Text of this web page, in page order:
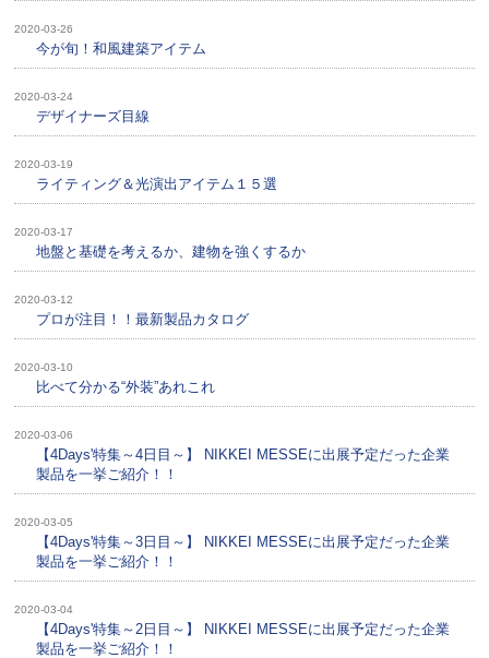
2020-03-26
今が旬！和風建築アイテム
2020-03-24
デザイナーズ目線
2020-03-19
ライティング＆光演出アイテム１５選
2020-03-17
地盤と基礎を考えるか、建物を強くするか
2020-03-12
プロが注目！！最新製品カタログ
2020-03-10
比べて分かる“外装”あれこれ
2020-03-06
【4Days'特集～4日目～】 NIKKEI MESSEに出展予定だった企業
製品を一挙ご紹介！！
2020-03-05
【4Days'特集～3日目～】 NIKKEI MESSEに出展予定だった企業
製品を一挙ご紹介！！
2020-03-04
【4Days'特集～2日目～】 NIKKEI MESSEに出展予定だった企業
製品を一挙ご紹介！！